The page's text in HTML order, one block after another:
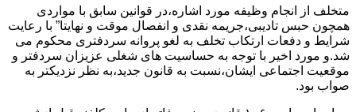
متخلف از انجام وظیفه مورد اشاره،در قوانین سابق با مواردی
همچون حبس تادیبی،جریمه نقدی و انفصال موقت و نهایتا” با رعایت
شرایط و دفعات ارتکاب تخلف به لغو پروانه سردفتری محکوم می
شد.و مورد اخیر با توجه به حساسیت های شغلی عزیزان سردفتر و
موقعیت اجتماعی ایشان،نسبت به قانون جدید،به نظر نزدیکتر به
صواب بود.